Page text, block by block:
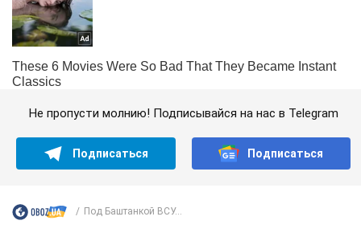
Не пропусти молнию! Подписывайся на нас в Telegram
Подписаться Подписаться
Под Баштанкой ВСУ...